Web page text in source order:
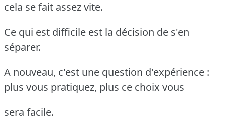
cela se fait assez vite.
Ce qui est difficile est la décision de s'en
séparer.
A nouveau, c'est une question d'expérience :
plus vous pratiquez, plus ce choix vous
sera facile.